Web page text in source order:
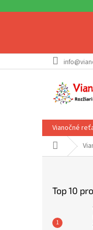
na
Vianočné
Domov
Top 10